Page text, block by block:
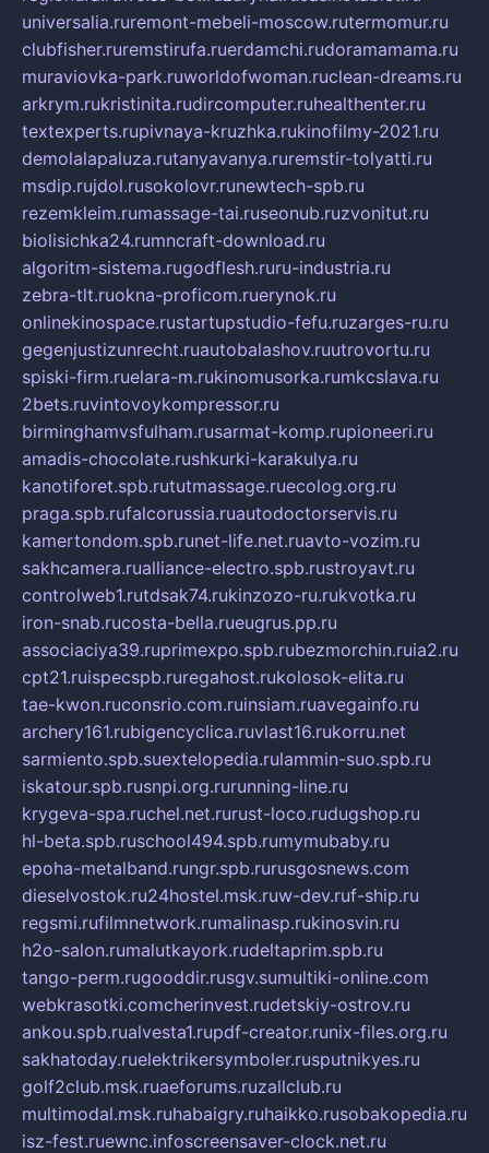
universalia.ruremont-mebeli-moscow.rutermomur.ru
clubfisher.ruremstirufa.ruerdamchi.rudoramamama.ru
muraviovka-park.ruworldofwoman.ruclean-dreams.ru
arkrym.rukristinita.rudircomputer.ruhealthenter.ru
textexperts.rupivnaya-kruzhka.rukinofilmy-2021.ru
demolalapaluza.rutanyavanya.ruremstir-tolyatti.ru
msdip.rujdol.rusokolovr.runewtech-spb.ru
rezemkleim.rumassage-tai.ruseonub.ruzvonitut.ru
biolisichka24.rumncraft-download.ru
algoritm-sistema.rugodflesh.ruru-industria.ru
zebra-tlt.ruokna-proficom.ruerynok.ru
onlinekinospace.rustartupstudio-fefu.ruzarges-ru.ru
gegenjustizunrecht.ruautobalashov.ruutrovortu.ru
spiski-firm.ruelara-m.rukinomusorka.rumkcslava.ru
2bets.ruvintovoykompressor.ru
birminghamvsfulham.rusarmat-komp.rupioneeri.ru
amadis-chocolate.rushkurki-karakulya.ru
kanotiforet.spb.rututmassage.ruecolog.org.ru
praga.spb.rufalcorussia.ruautodoctorservis.ru
kamertondom.spb.runet-life.net.ruavto-vozim.ru
sakhcamera.rualliance-electro.spb.rustroyavt.ru
controlweb1.rutdsak74.rukinzozo-ru.rukvotka.ru
iron-snab.rucosta-bella.rueugrus.pp.ru
associaciya39.ruprimexpo.spb.rubezmorchin.ruia2.ru
cpt21.ruispecspb.ruregahost.rukolosok-elita.ru
tae-kwon.ruconsrio.com.ruinsiam.ruavegainfo.ru
archery161.rubigencyclica.ruvlast16.rukorru.net
sarmiento.spb.suextelopedia.rulammin-suo.spb.ru
iskatour.spb.rusnpi.org.rurunning-line.ru
krygeva-spa.ruchel.net.rurust-loco.rudugshop.ru
hl-beta.spb.ruschool494.spb.rumymubaby.ru
epoha-metalband.rungr.spb.rurusgosnews.com
dieselvostok.ru24hostel.msk.ruw-dev.ruf-ship.ru
regsmi.rufilmnetwork.rumalinasp.rukinosvin.ru
h2o-salon.rumalutkayork.rudeltaprim.spb.ru
tango-perm.rugooddir.rusgv.sumultiki-online.com
webkrasotki.comcherinvest.rudetskiy-ostrov.ru
ankou.spb.rualvesta1.rupdf-creator.runix-files.org.ru
sakhatoday.ruelektrikersymboler.rusputnikyes.ru
golf2club.msk.ruaeforums.ruzallclub.ru
multimodal.msk.ruhabaigry.ruhaikko.rusobakopedia.ru
isz-fest.ruewnc.infoscreensaver-clock.net.ru